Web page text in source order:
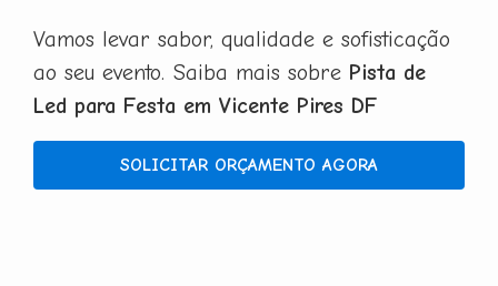
Vamos levar sabor, qualidade e sofisticação
ao seu evento. Saiba mais sobre Pista de
Led para Festa em Vicente Pires DF
SOLICITAR ORÇAMENTO AGORA